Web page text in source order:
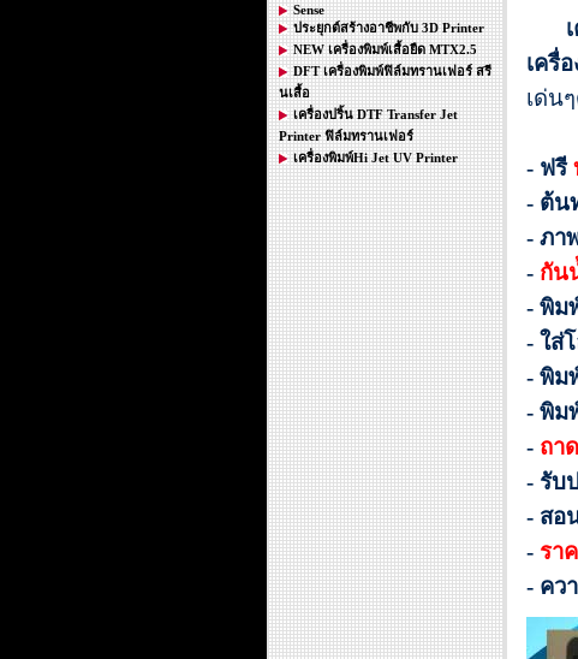
Sense
ประยุกต์สร้างอาชีพกับ 3D Printer
NEW เครื่องพิมพ์เสื้อยืด MTX2.5
DFT เครื่องพิมพ์ฟิล์มทรานเฟอร์ สรี
นเสื้อ
เครื่องปริ้น DTF Transfer Jet
Printer ฟิล์มทรานเฟอร์
เครื่องพิมพ์Hi Jet UV Printer
เครื่
เด่น
- ฟรี
- ต้น
- ภา
-กัน
- พิม
- ใส่
- พิม
- พิม
-ถา
- รับ
- สอ
-รา
- คว